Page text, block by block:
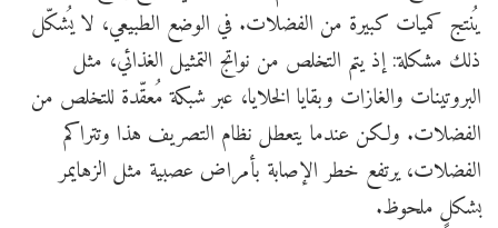
يُنتج كميات كبيرة من الفضلات. في الوضع الطبيعي، لا يُشكّل
ذلك مشكلة: إذ يتم التخلص من نواتج التمثيل الغذائي، مثل
البروتينات والغازات وبقايا الخلايا، عبر شبكة مُعقّدة للتخلص من
الفضلات. ولكن عندما يتعطل نظام التصريف هذا وتتراكم
الفضلات، يرتفع خطر الإصابة بأمراض عصبية مثل الزهايمر
بشكلٍ ملحوظ.